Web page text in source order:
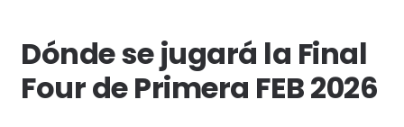
Dónde se jugará la Final
Four de Primera FEB 2026